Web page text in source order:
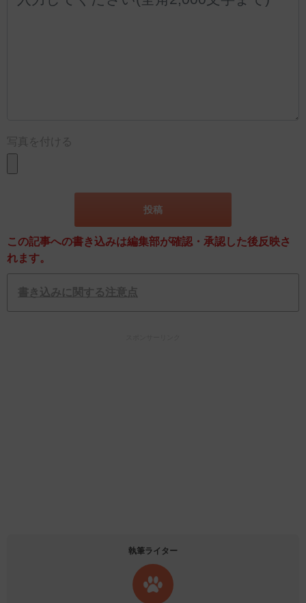
写真を付ける
この記事への書き込みは編集部が確認・承認した後反映さ
れます。
書き込みに関する注意点
執筆ライター